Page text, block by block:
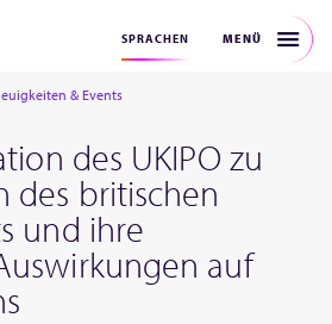
SPRACHEN MENÜ
& Events
des UKIPO zu
des britischen
und ihre
auf